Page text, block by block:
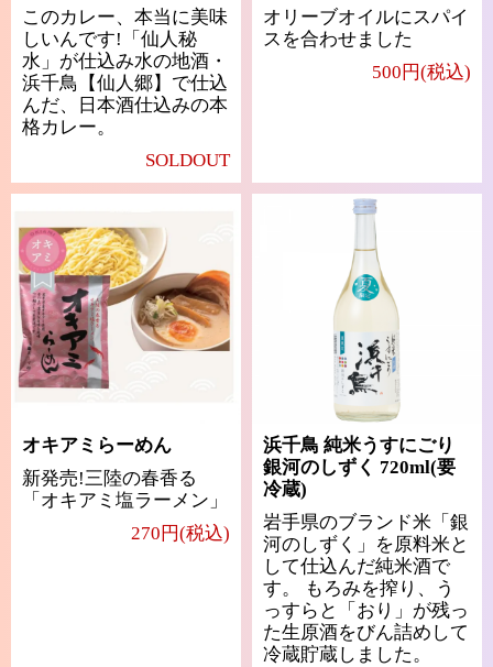
このカレー、本当に美味
しいんです!「仙人秘
水」が仕込み水の地酒・
浜千鳥【仙人郷】で仕込
んだ、日本酒仕込みの本
格カレー。
SOLDOUT
オリーブオイルにスパイ
スを合わせました
500円(税込)
オキアミらーめん
新発売!三陸の春香る
「オキアミ塩ラーメン」
270円(税込)
浜千鳥 純米うすにごり
銀河のしずく 720ml(要
冷蔵)
岩手県のブランド米「銀
河のしずく」を原料米と
して仕込んだ純米酒で
す。 もろみを搾り、う
っすらと「おり」が残っ
た生原酒をびん詰めして
冷蔵貯蔵しました。